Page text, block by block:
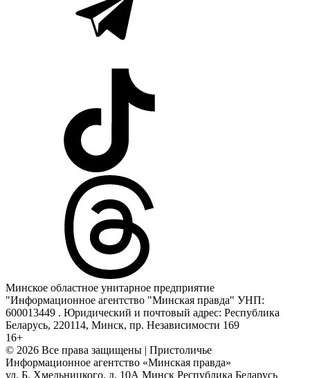
Минское областное унитарное предприятие
"Информационное агентство "Минская правда" УНП:
600013449 . Юридический и почтовый адрес: Республика
Беларусь, 220114, Минск, пр. Независимости 169
16+
© 2026 Все права защищены | Пристоличье
Информационное агентство «Минская правда»
ул. Б. Хмельницкого, д. 10А Минск Республика Беларусь